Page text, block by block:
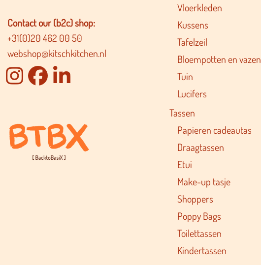
Contact our (b2c) shop:
+31(0)20 462 00 50
webshop@kitschkitchen.nl
Vloerkleden
Kussens
Tafelzeil
Bloempotten en vazen
Tuin
Lucifers
Tassen
Papieren cadeautas
Draagtassen
Etui
Make-up tasje
Shoppers
Poppy Bags
Toilettassen
Kindertassen